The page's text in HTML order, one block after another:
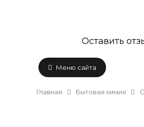
Оставить
Меню сайта
Главная Бытовая химия